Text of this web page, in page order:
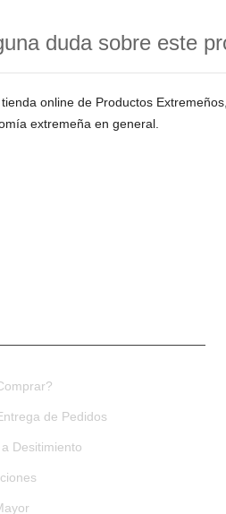
duda sobre este
online de Productos
extremeña en general.
de Pedidos
Desitimiento